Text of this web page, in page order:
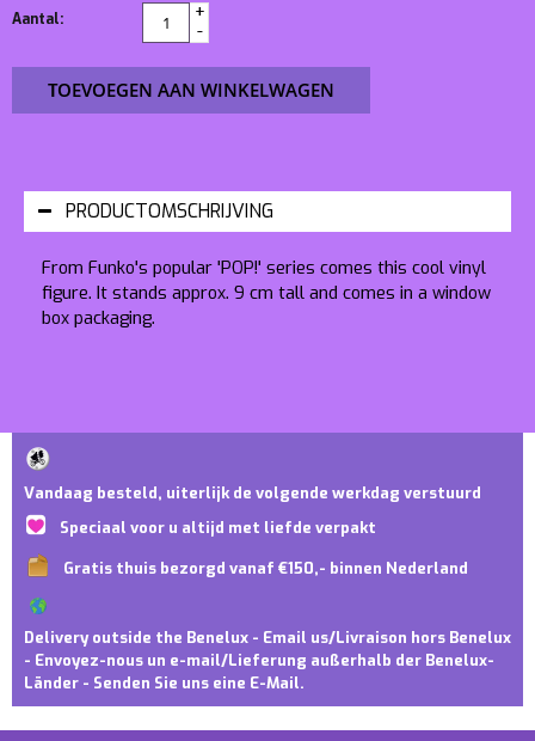
Aantal:
+
-
TOEVOEGEN AAN WINKELWAGEN
PRODUCTOMSCHRIJVING
From Funko's popular 'POP!' series comes this cool vinyl
figure. It stands approx. 9 cm tall and comes in a window
box packaging.
Vandaag besteld, uiterlijk de volgende werkdag verstuurd
Speciaal voor u altijd met liefde verpakt
Gratis thuis bezorgd vanaf €150,- binnen Nederland
Delivery outside the Benelux - Email us/Livraison hors Benelux
- Envoyez-nous un e-mail/Lieferung außerhalb der Benelux-
Länder - Senden Sie uns eine E-Mail.